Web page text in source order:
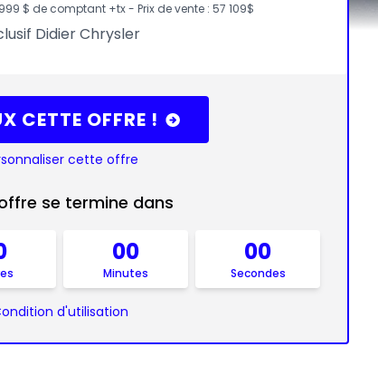
$ de comptant +tx - Prix de vente : 57 109$
Didier Chrysler
CETTE OFFRE !
cette offre
se termine dans
00
Minutes
00
Secondes
d'utilisation